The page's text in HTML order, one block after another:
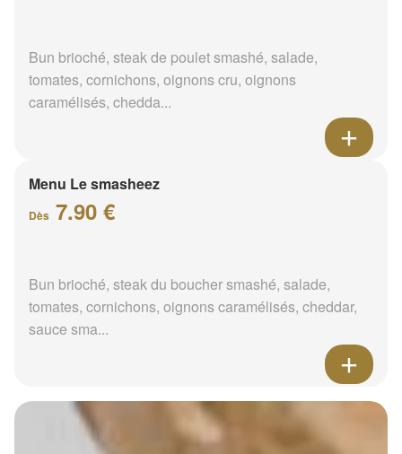
Bun brioché, steak de poulet smashé, salade,
tomates, cornichons, oignons cru, oignons
caramélisés, chedda...
Menu Le smasheez
Dès 7.90 €
Bun brioché, steak du boucher smashé, salade,
tomates, cornichons, oignons caramélisés, cheddar,
sauce sma...